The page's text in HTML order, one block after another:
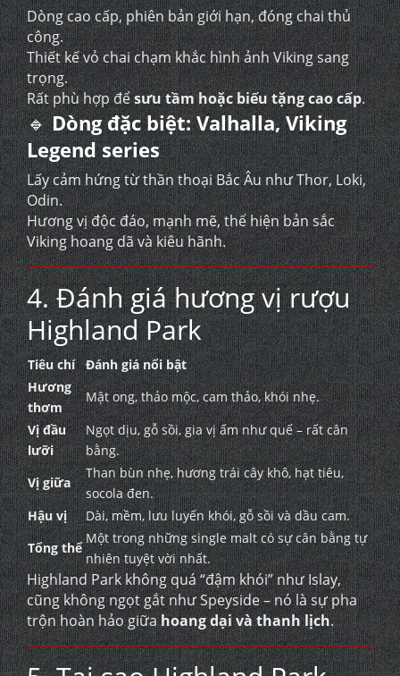
Dòng cao cấp, phiên bản giới hạn, đóng chai thủ
công.
Thiết kế vỏ chai chạm khắc hình ảnh Viking sang
trọng.
Rất phù hợp đểsưu tầm hoặc biếu tặng cao cấp.
🔹Dòng đặc biệt: Valhalla, Viking
Legend series
Lấy cảm hứng từ thần thoại Bắc Âu như Thor, Loki,
Odin.
Hương vị độc đáo, mạnh mẽ, thể hiện bản sắc
Viking hoang dã và kiêu hãnh.
4. Đánh giá hương vị rượu
Highland Park
Tiêu chí
Đánh giá nổi bật
Hương
thơm
Mật ong, thảo mộc, cam thảo, khói nhẹ.
Vị đầu
lưỡi
Ngọt dịu, gỗ sồi, gia vị ấm như quế – rất cân
bằng.
Vị giữa
Than bùn nhẹ, hương trái cây khô, hạt tiêu,
socola đen.
Hậu vị
Dài, mềm, lưu luyến khói, gỗ sồi và dầu cam.
Tổng thể
Một trong những single malt có sự cân bằng tự
nhiên tuyệt vời nhất.
Highland Park không quá “đậm khói” như Islay,
cũng không ngọt gắt như Speyside – nó là sự pha
trộn hoàn hảo giữahoang dại và thanh lịch.